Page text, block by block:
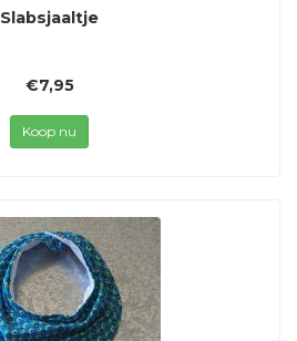
Slabsjaaltje
€7,95
Koop nu